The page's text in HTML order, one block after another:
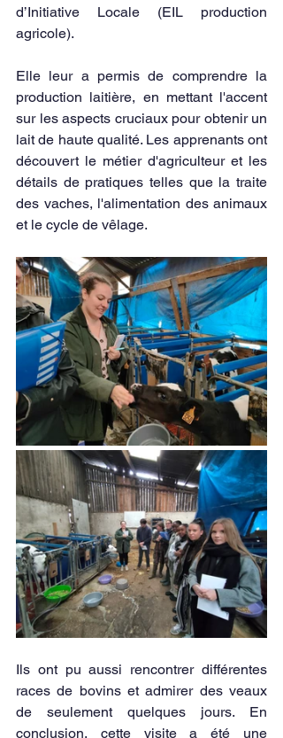
d’Initiative Locale (EIL production
agricole).
Elle leur a permis de comprendre la
production laitière, en mettant l'accent
sur les aspects cruciaux pour obtenir un
lait de haute qualité. Les apprenants ont
découvert le métier d'agriculteur et les
détails de pratiques telles que la traite
des vaches, l'alimentation des animaux
et le cycle de vêlage.
Ils ont pu aussi rencontrer différentes
races de bovins et admirer des veaux
de seulement quelques jours. En
conclusion, cette visite a été une